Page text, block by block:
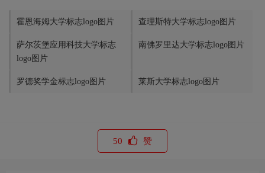
霍恩海姆大学标志logo图片 查理斯特大学标志logo图片
萨尔茨堡应用科技大学标志
logo图片
南佛罗里达大学标志logo图片
罗德奖学金标志logo图片 莱斯大学标志logo图片
50 赞